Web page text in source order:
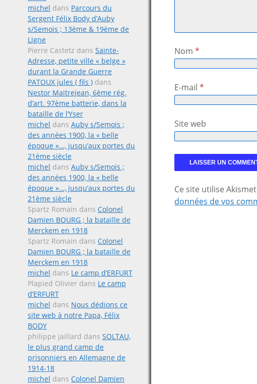
michel dans Parcours du
Sergent Félix Body d’Auby
s/Semois ; 13ème & 19ème de
Ligne
Pierre Castetz dans Sainte-
Adresse, petite ville « belge »
durant la Grande Guerre
PATOUX jules ( fils ) dans
Nestor Maitrejean, 6ème rég.
d’art. 97ème batterie, dans la
bataille de l’Yser
michel dans Auby s/Semois ;
des années 1900, la « belle
époque »…, jusqu’aux portes du
21ème siècle
michel dans Auby s/Semois ;
des années 1900, la « belle
époque »…, jusqu’aux portes du
21ème siècle
Spartz Romain dans Colonel
Damien BOURG ; la bataille de
Merckem en 1918
Spartz Romain dans Colonel
Damien BOURG ; la bataille de
Merckem en 1918
michel dans Le camp d’ERFURT
Plapied Olivier dans Le camp
d’ERFURT
michel dans Nous dédions ce
site web à notre Papa, Félix
BODY
philippe jaillard dans SOLTAU,
le plus grand camp de
prisonniers en Allemagne de
1914-18
michel dans Colonel Damien
Nom*
E-mail*
Site web
Ce site utilise
données de vos